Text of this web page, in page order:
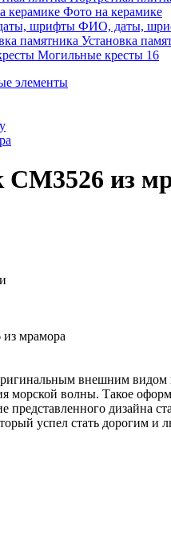
Фото на керамике
ФИО, даты,
Установка
Могильные кресты 16
элементы
из
внешним видом
морской волны. Такое
представленного дизайна
успел стать дорогим и